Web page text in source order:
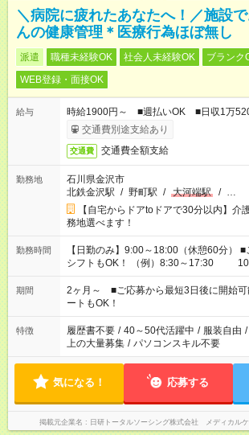
＼病院に疲れたあなたへ！／施設
んの健康管理＊医療行為ほぼ無し
派遣 職種未経験OK 社会人未経験OK
ブランク
WEB登録・面接OK
給与
時給1900円～ ■週払いOK ■日収1万
交通費別途支給あり
交通費 交通費全額支給
勤務地
石川県金沢市
北鉄金沢駅 / 野町駅 / 大河端駅 / …
【自宅からドアtoドアで30分以内】介
務地選べます！
勤務時間
【日勤のみ】9:00～18:00（休憩60分） ■ご希望があればその他
シフトもOK！ （例）8:30～17:30
「家族とお休みを合わせたい」 「できれ
など、あなたのご希望に沿ったお仕事をご紹
ーク希望の方へ 今ご覧のお仕事で希望す
のお仕事の勤務時間。 合計で週40時間を
ません
期間
2ヶ月～ ■ご応募から最短3日後に開始
ートもOK！
特徴 履歴書不要 / 40～50代活躍中 / 服装自由 /
上の大量募集 / パソコンスキル不要
気になる！ 応募する
掲載元企業名 日研トータルソーシング株式会社 メディカル